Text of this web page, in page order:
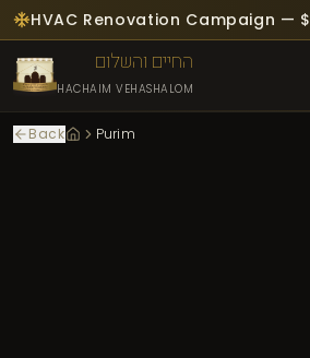
HVAC Renovation Campaign — $
החיים והשלום
HACHAIM VEHASHALOM
Back Purim